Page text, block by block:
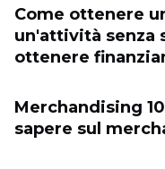
Come ottenere
un'attività senza
ottenere
Merchandising
sapere sul